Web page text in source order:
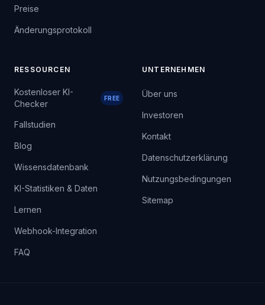
Preise
Änderungsprotokoll
RESSOURCEN
Kostenloser KI-
Checker
FREE
Fallstudien
Blog
Wissensdatenbank
KI-Statistiken & Daten
Lernen
Webhook-Integration
FAQ
UNTERNEHMEN
Über uns
Investoren
Kontakt
Datenschutzerklärung
Nutzungsbedingungen
Sitemap